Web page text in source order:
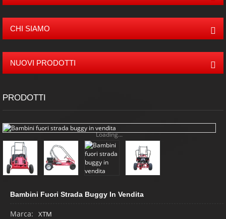
CHI SIAMO
NUOVI PRODOTTI
PRODOTTI
Loading...
Bambini Fuori Strada Buggy In Vendita
Marca: XTM